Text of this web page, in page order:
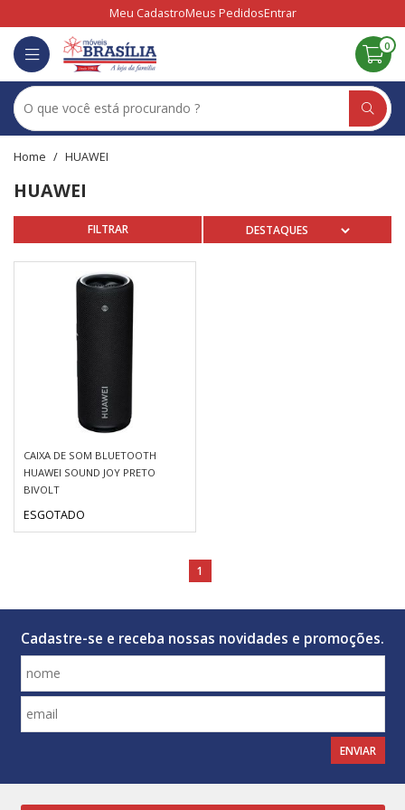
Meu CadastroMeus PedidosEntrar
0
HUAWEI
HUAWEI
CAIXA DE SOM BLUETOOTH
HUAWEI SOUND JOY PRETO
BIVOLT
ESGOTADO
1
Cadastre-se e receba nossas novidades e promoções.
ENVIAR